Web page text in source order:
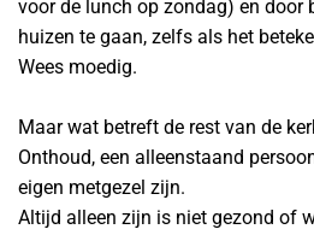
voor de lunch op zondag) en door
huizen te gaan, zelfs als het
Wees moedig.
Maar wat betreft de rest van de
Onthoud, een alleenstaand
eigen metgezel zijn.
Altijd alleen zijn is niet gezond of